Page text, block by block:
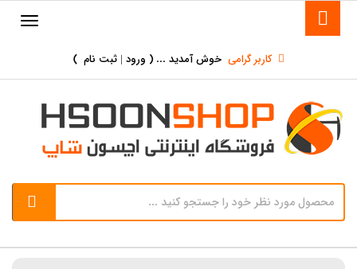
کاربر گرامی خوش آمدید ... ( ورود | ثبت نام )